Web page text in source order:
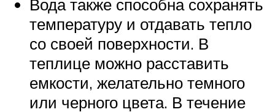
Вода также способна сохранять
температуру и отдавать тепло
со своей поверхности. В
теплице можно расставить
емкости, желательно темного
или черного цвета. В течение